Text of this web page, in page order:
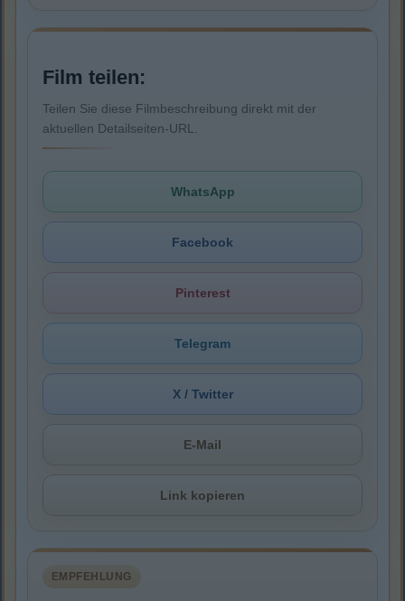
Film teilen:
Teilen Sie diese Filmbeschreibung direkt mit der
aktuellen Detailseiten-URL.
WhatsApp
Facebook
Pinterest
Telegram
X / Twitter
E-Mail
Link kopieren
EMPFEHLUNG